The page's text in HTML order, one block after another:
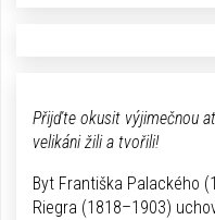
Přijďte okusit výjimečnou
velikáni žili a tvořili!
Byt Františka Palackého
Riegra (1818–1903)